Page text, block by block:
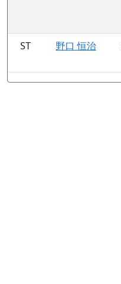
ST
野口 恒治